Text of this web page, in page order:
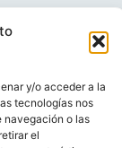
y/o acceder a la
tecnologías nos
navegación o las
el